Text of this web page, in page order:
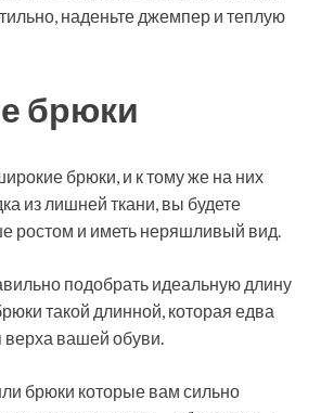
наденьте джемпер и теплую
брюки
брюки, и к тому же на них
из лишней ткани, вы будете
ростом и иметь неряшливый вид.
подобрать идеальную длину
такой длинной, которая едва
верха вашей обуви.
брюки которые вам сильно